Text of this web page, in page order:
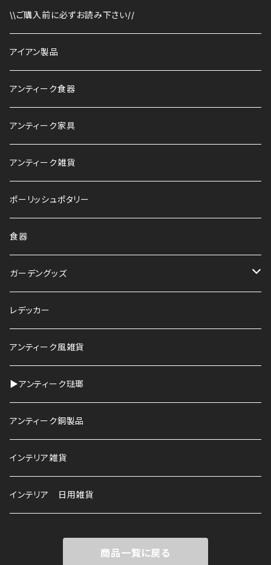
\\ご購入前に必ずお読み下さい//
アイアン製品
アンティーク食器
アンティーク家具
アンティーク雑貨
ポーリッシュポタリー
食器
ガーデングッズ
鉢
HAWS
レデッカー
アンティーク風雑貨
▶︎アンティーク琺瑯
アンティーク銅製品
インテリア雑貨
インテリア 日用雑貨
商品一覧に戻る